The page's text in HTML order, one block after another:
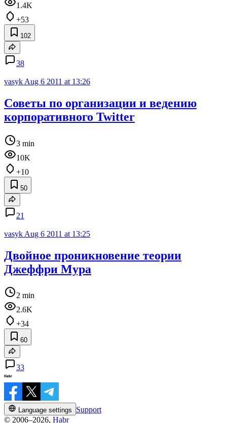
1.4K
+53
102
38
vasyk Aug 6 2011 at 13:26
Советы по организации и ведению
корпоративного Twitter
3 min
10K
+10
50
21
vasyk Aug 6 2011 at 13:25
Двойное проникновение теории
Джеффри Мура
2 min
2.6K
+34
60
33
Language settings
Support
© 2006–2026, Habr